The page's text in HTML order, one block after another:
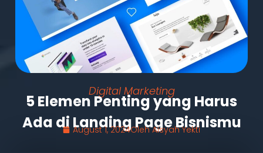
Digital Marketing
5 Elemen Penting yang Harus
Ada di Landing Page Bisnismu
August 1, 2024OlehAisyah Yekti